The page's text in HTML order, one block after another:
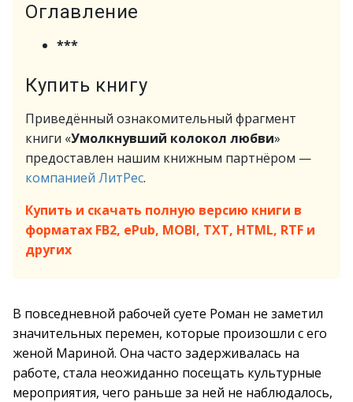
Оглавление
***
Купить книгу
Приведённый ознакомительный фрагмент
книги «Умолкнувший колокол любви»
предоставлен нашим книжным партнёром —
компанией ЛитРес.
Купить и скачать полную версию книги в
форматах FB2, ePub, MOBI, TXT, HTML, RTF и
других
В повседневной рабочей суете Роман не заметил
значительных перемен, которые произошли с его
женой Мариной. Она часто задерживалась на
работе, стала неожиданно посещать культурные
мероприятия, чего раньше за ней не наблюдалось,